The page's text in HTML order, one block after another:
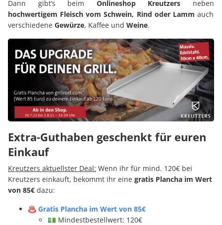
Dann gibt’s beim Onlineshop Kreutzers neben
hochwertigem Fleisch vom Schwein, Rind oder Lamm auch
verschiedene Gewürze, Kaffee und Weine.
Extra-Guthaben geschenkt für euren
Einkauf
Kreutzers aktuellster Deal: Wenn ihr für mind. 120€ bei
Kreutzers einkauft, bekommt ihr eine gratis Plancha im Wert
von 85€ dazu:
♨️ Gratis Plancha im Wert von 85€
💵 Mindestbestellwert: 120€